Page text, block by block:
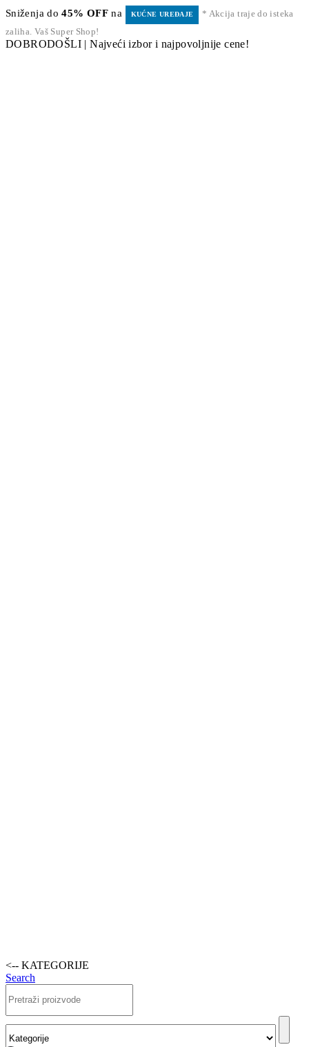
Sniženja do45% OFF na KUĆNE UREĐAJE
* Akcija traje do isteka
zaliha. Vaš Super Shop!
DOBRODOŠLI | Najveći izbor i najpovoljnije cene!
<-- KATEGORIJE
Search